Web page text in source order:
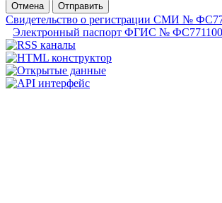
Отмена
Отправить
Свидетельство о регистрации СМИ №
Электронный паспорт ФГИС №